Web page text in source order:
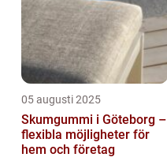
05 augusti 2025
Skumgummi i Göteborg –
flexibla möjligheter för
hem och företag